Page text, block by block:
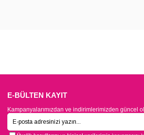
E-BÜLTEN KAYIT
Kampanyalarımızdan ve indirimlerimizden güncel